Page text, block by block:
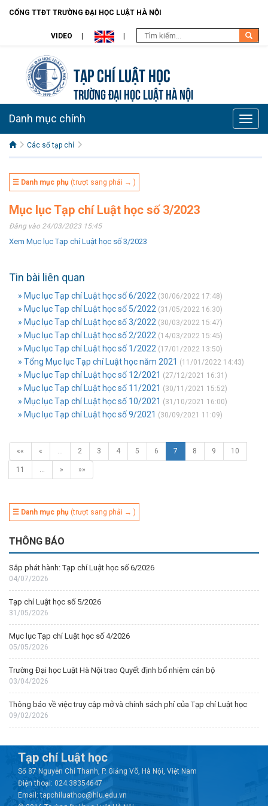
CỔNG TTĐT TRƯỜNG ĐẠI HỌC LUẬT HÀ NỘI
VIDEO
Tạp chí Luật học
TRƯỜNG ĐẠI HỌC LUẬT HÀ NỘI
Toggle
Danh mục chính
Các số tạp chí
☰ Danh mục phụ (trượt sang phải → )
Mục lục Tạp chí Luật học số 3/2023
Đăng vào 24/03/2023 15:45
Xem Mục lục Tạp chí Luật học số 3/2023
Tin bài liên quan
» Mục lục Tạp chí Luật học số 6/2022 (30/06/2022 17:48)
» Mục lục Tạp chí Luật học số 5/2022 (31/05/2022 16:30)
» Mục lục Tạp chí Luật học số 3/2022 (30/03/2022 15:47)
» Mục lục Tạp chí Luật học số 2/2022 (14/03/2022 15:45)
» Mục lục Tạp chí Luật học số 1/2022 (17/01/2022 13:50)
» Tổng Mục lục Tạp chí Luật học năm 2021 (11/01/2022 14:43)
» Mục lục Tạp chí Luật học số 12/2021 (27/12/2021 16:31)
» Mục lục Tạp chí Luật học số 11/2021 (30/11/2021 15:52)
» Mục lục Tạp chí Luật học số 10/2021 (31/10/2021 16:00)
» Mục lục Tạp chí Luật học số 9/2021 (30/09/2021 11:09)
«« « … 2 3 4 5 6 7 8 9 10
11 … » »»
☰ Danh mục phụ (trượt sang phải → )
THÔNG BÁO
Sắp phát hành: Tạp chí Luật học số 6/2026
04/07/2026
Tạp chí Luật học số 5/2026
31/05/2026
Mục lục Tạp chí Luật học số 4/2026
05/05/2026
Trường Đại học Luật Hà Nội trao Quyết định bổ nhiệm cán bộ
03/04/2026
Thông báo về việc truy cập mở và chính sách phí của Tạp chí Luật học
09/02/2026
Tạp chí Luật học
Số 87 Nguyễn Chí Thanh, P. Giảng Võ, Hà Nội, Việt Nam
Điện thoại: 024.38354647
Email: tapchiluathoc@hlu.edu.vn